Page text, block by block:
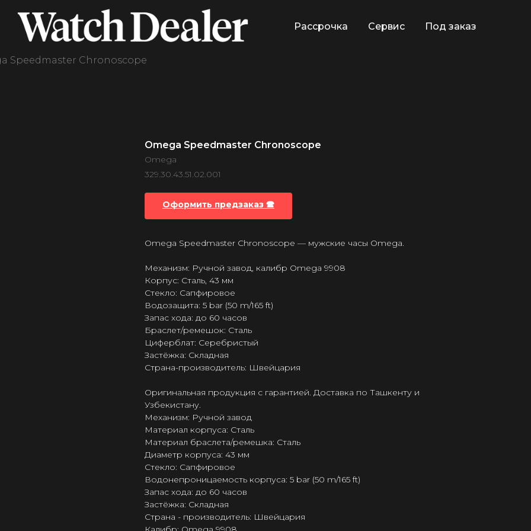
Рассрочка Сервис Под заказ
Speedmaster Chronoscope
Omega Speedmaster Chronoscope
Omega
329.30.43.51.02.001
Оформить предзаказ 🕿
Omega Speedmaster Chronoscope — мужские часы Omega.
Механизм: Ручной завод, калибр Omega 9908
Корпус: Сталь, 43 мм
Стекло: Сапфировое
Водозащита: 5 bar (50 m/165 ft)
Запас хода: до 60 часов
Браслет/ремешок: Сталь
Циферблат: Серебристый
Застёжка: Складная
Страна-производитель: Швейцария
Оригинальная продукция с гарантией. Доставка по Ташкенту и
Узбекистану.
Механизм: Ручной завод
Материал корпуса: Сталь
Материал браслета/ремешка: Сталь
Диаметр корпуса: 43 мм
Стекло: Сапфировое
Водонепроницаемость корпуса: 5 bar (50 m/165 ft)
Запас хода: до 60 часов
Застёжка: Складная
Страна - производитель: Швейцария